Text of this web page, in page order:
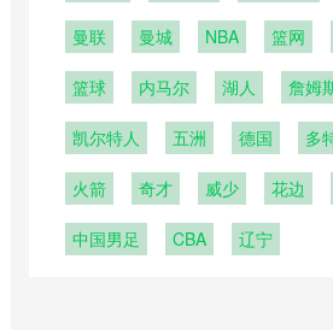
曼联 曼城 NBA 篮网
篮球 内马尔 湖人 詹姆
凯尔特人 五洲 德国 多
火箭 奇才 威少 花边
中国男足 CBA 辽宁